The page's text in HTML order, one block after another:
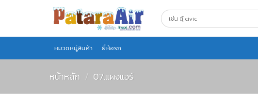
หมวดหมู่สินค้า ยี่ห้อรถ
หน้าหลัก / 07.แผงแอร์